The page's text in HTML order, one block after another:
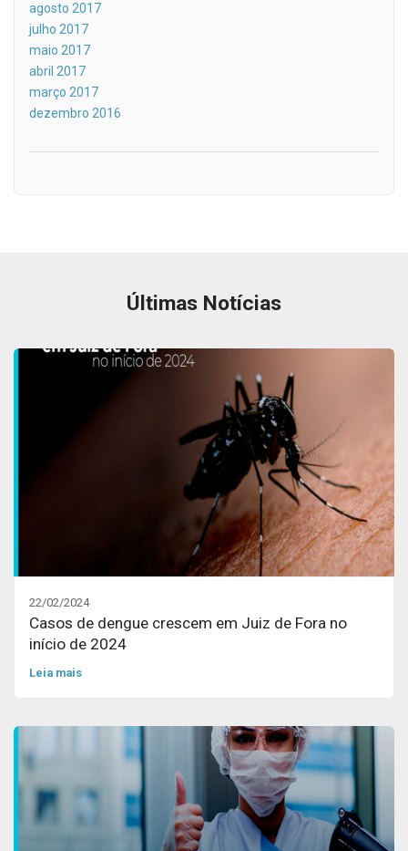
agosto 2017
julho 2017
maio 2017
abril 2017
março 2017
dezembro 2016
Últimas Notícias
22/02/2024
Casos de dengue crescem em Juiz de Fora no
início de 2024
Leia mais